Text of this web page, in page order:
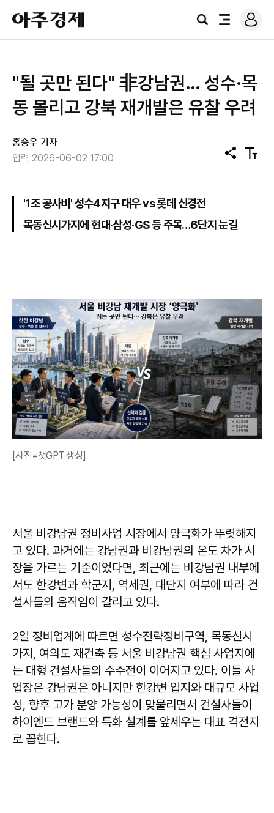
아
주
경
검
전
로
그
"될 곳만 된다" 非강남권… 성수·목
동 몰리고 강북 재개발은 유찰 우려
홍승우 기자
입력 2026-06-02 17:00
공
유
텍
스
'1조 공사비' 성수4지구 대우 vs 롯데 신경전
목동신시가지에 현대·삼성·GS 등 주목…6단지 눈길
[사진=챗GPT 생성]
서울 비강남권 정비사업 시장에서 양극화가 뚜렷해지
고 있다. 과거에는 강남권과 비강남권의 온도 차가 시
장을 가르는 기준이었다면, 최근에는 비강남권 내부에
서도 한강변과 학군지, 역세권, 대단지 여부에 따라 건
설사들의 움직임이 갈리고 있다.
2일 정비업계에 따르면 성수전략정비구역, 목동신시
가지, 여의도 재건축 등 서울 비강남권 핵심 사업지에
는 대형 건설사들의 수주전이 이어지고 있다. 이들 사
업장은 강남권은 아니지만 한강변 입지와 대규모 사업
성, 향후 고가 분양 가능성이 맞물리면서 건설사들이
하이엔드 브랜드와 특화 설계를 앞세우는 대표 격전지
로 꼽힌다.